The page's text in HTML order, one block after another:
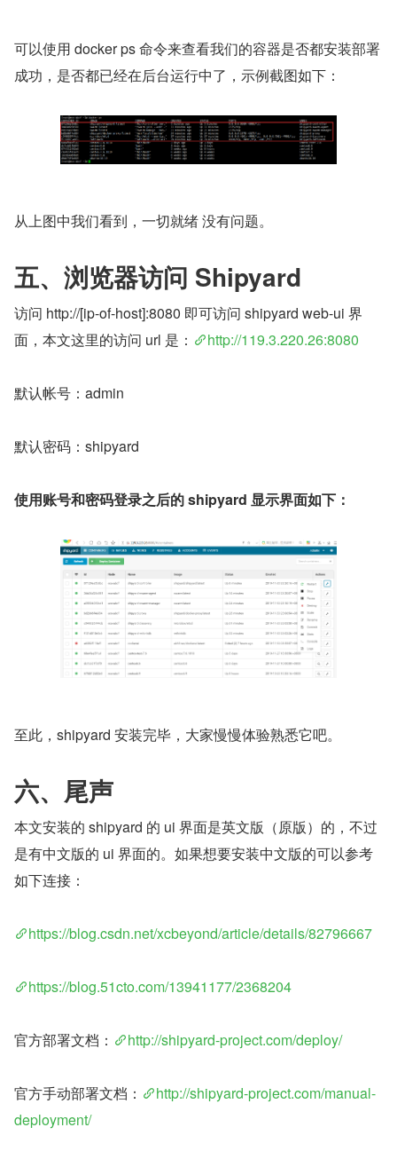
可以使用 docker ps 命令来查看我们的容器是否都安装部署
成功，是否都已经在后台运行中了，示例截图如下：
从上图中我们看到，一切就绪 没有问题。
五、浏览器访问 Shipyard
访问 http://[ip-of-host]:8080 即可访问 shipyard web-ui 界
面，本文这里的访问 url 是：
http://119.3.220.26:8080
默认帐号：admin
默认密码：shipyard
使用账号和密码登录之后的 shipyard 显示界面如下：
至此，shipyard 安装完毕，大家慢慢体验熟悉它吧。
六、尾声
本文安装的 shipyard 的 ui 界面是英文版（原版）的，不过
是有中文版的 ui 界面的。如果想要安装中文版的可以参考
如下连接：
https://blog.csdn.net/xcbeyond/article/details/82796667
https://blog.51cto.com/13941177/2368204
官方部署文档： http://shipyard-project.com/deploy/
官方手动部署文档：
http://shipyard-project.com/manual-
deployment/